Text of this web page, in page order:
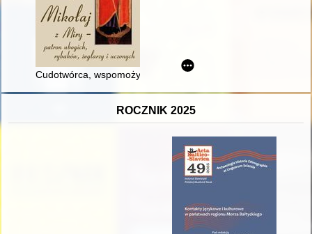
Cudotwórca, wspomożyciel, darczyńca : wybrane aspekty
ROCZNIK 2025